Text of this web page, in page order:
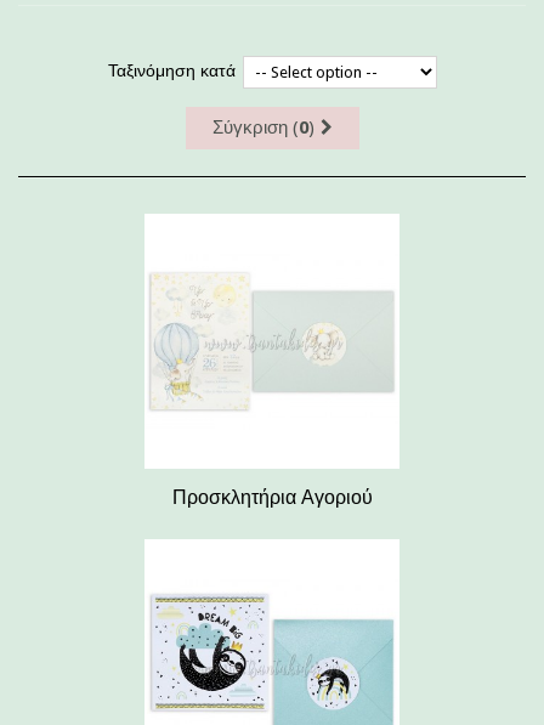
Ταξινόμηση κατά
Σύγκριση (0)
Προσκλητήρια Αγοριού